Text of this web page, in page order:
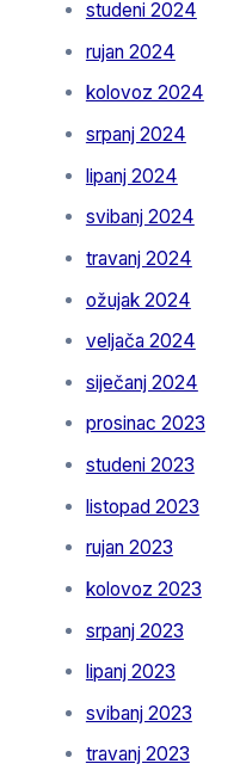
studeni 2024
rujan 2024
kolovoz 2024
srpanj 2024
lipanj 2024
svibanj 2024
travanj 2024
ožujak 2024
veljača 2024
siječanj 2024
prosinac 2023
studeni 2023
listopad 2023
rujan 2023
kolovoz 2023
srpanj 2023
lipanj 2023
svibanj 2023
travanj 2023